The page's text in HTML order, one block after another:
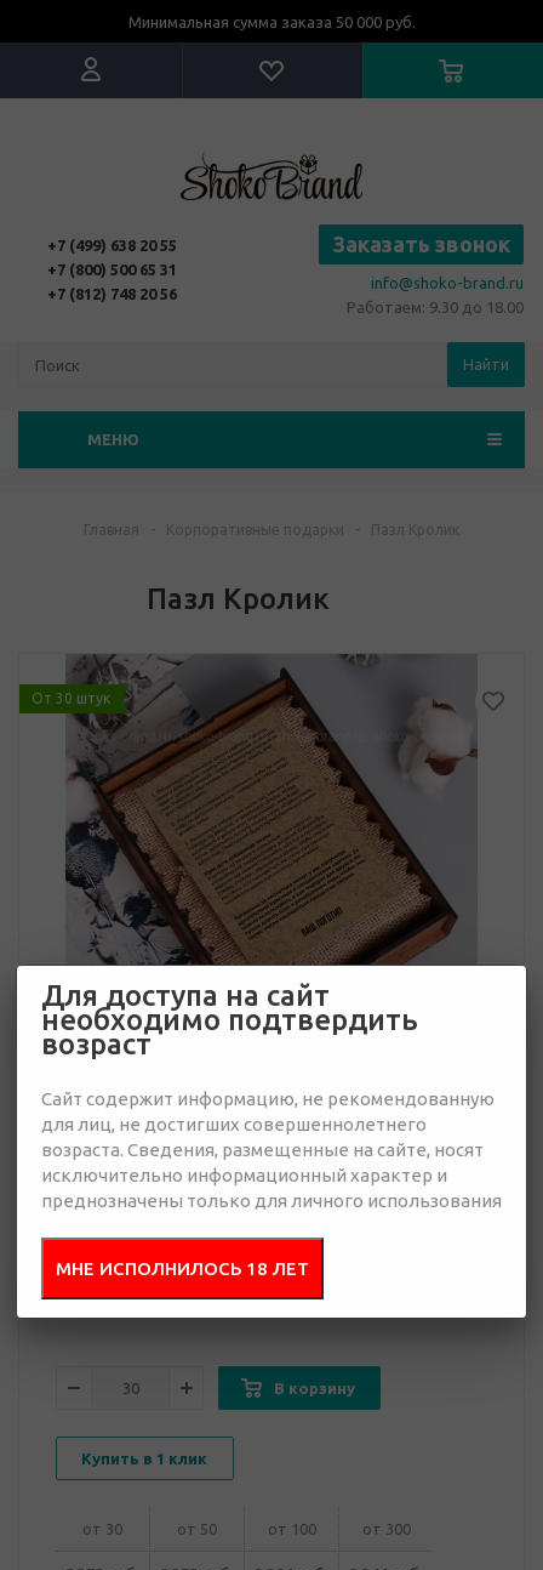
Минимальная сумма заказа 50 000 руб.
+7 (499) 638 20 55
+7 (800) 500 65 31
+7 (812) 748 20 56
Заказать звонок
info@shoko-brand.ru
Работаем: 9.30 до 18.00
Найти
МЕНЮ
Главная - Корпоративные подарки - Пазл Кролик
Пазл Кролик
От 30 штук
2 244 руб.
Много
презентацию
В корзину
Купить в 1 клик
от 30 от 50 от 100 от 300
Для доступа на сайт
необходимо подтвердить
возраст
Сайт содержит информацию, не рекомендованную
для лиц, не достигших совершеннолетнего
возраста. Сведения, размещенные на сайте, носят
исключительно информационный характер и
преднозначены только для личного использования
МНЕ ИСПОЛНИЛОСЬ 18 ЛЕТ